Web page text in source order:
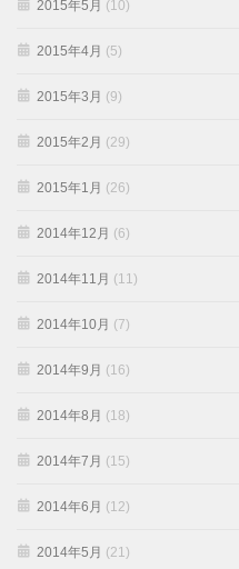
2015年5月 (10)
2015年4月 (5)
2015年3月 (9)
2015年2月 (29)
2015年1月 (26)
2014年12月 (6)
2014年11月 (11)
2014年10月 (7)
2014年9月 (16)
2014年8月 (18)
2014年7月 (15)
2014年6月 (12)
2014年5月 (21)